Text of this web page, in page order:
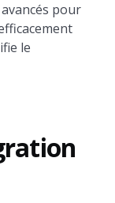
pour
le